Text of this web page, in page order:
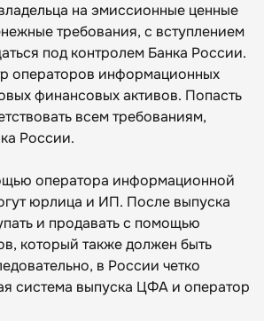
на эмиссионные ценные
требования, с вступлением
под контролем Банка России.
операторов информационных
финансовых активов. Попасть
всем требованиям,
России.
оператора информационной
юрлица и ИП. После выпуска
и продавать с помощью
который также должен быть
в России четко
система выпуска ЦФА и оператор